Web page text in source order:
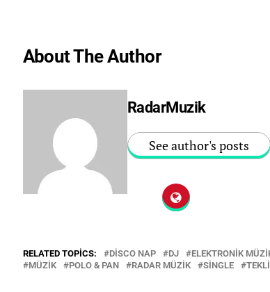
About The Author
RadarMuzik
See author's posts
RELATED TOPICS: DISCO NAP DJ ELEKTRONIK
MÜZIK
POLO & PAN RADAR MÜZIK SINGLE TEKLI